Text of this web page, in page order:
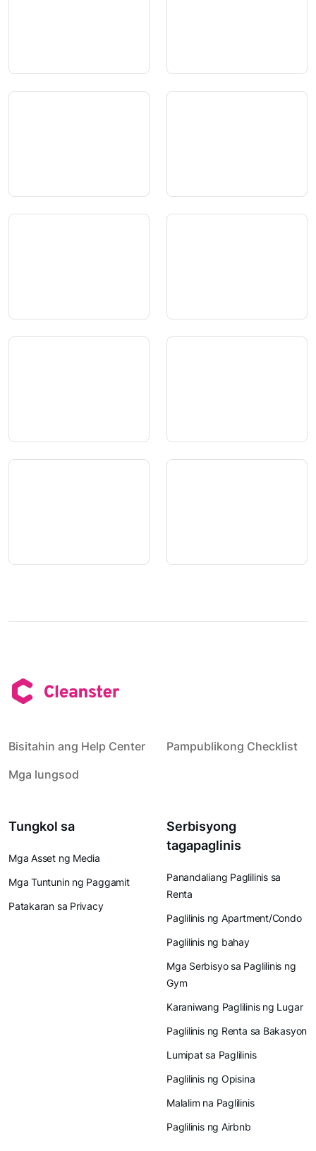
Bisitahin ang Help Center
Pampublikong Checklist
Mga lungsod
Tungkol sa
Mga Asset ng Media
Mga Tuntunin ng Paggamit
Patakaran sa Privacy
Serbisyong
tagapaglinis
Panandaliang Paglilinis sa
Renta
Paglilinis ng Apartment/Condo
Paglilinis ng bahay
Mga Serbisyo sa Paglilinis ng
Gym
Karaniwang Paglilinis ng Lugar
Paglilinis ng Renta sa Bakasyon
Lumipat sa Paglilinis
Paglilinis ng Opisina
Malalim na Paglilinis
Paglilinis ng Airbnb